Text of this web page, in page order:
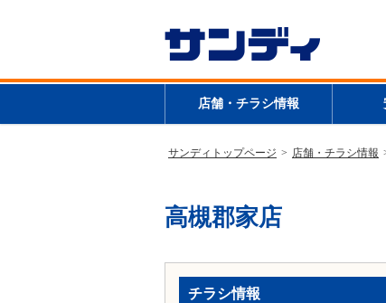
店舗・チラシ情報
サンディトップページ > 店舗・チラシ情報
高槻郡家店
チラシ情報